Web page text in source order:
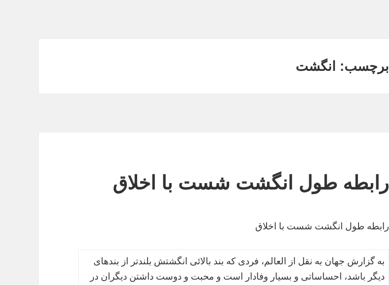
برچسب: انگشت
رابطه طول انگشت شست با اخلاق
رابطه طول انگشت شست با اخلاق
به گزارش جهان به نقل از العالم، فردی که بند بالائی انگشتش بلندتر از بندهای
دیگر باشد، احساساتی و بسیار وفادار است و محبت و دوست داشتن دیگران در